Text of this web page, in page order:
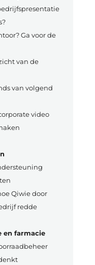
Ga voor de
van de
van volgend
video
Qiwie door
redde
en farmacie